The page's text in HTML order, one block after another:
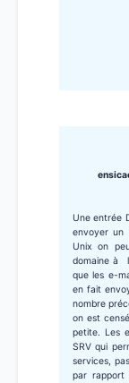
Une entrée
envoyer un
Unix on
domaine à
que les e-
en fait
nombre
on est
petite. Les
SRV qui
services,
par rapport